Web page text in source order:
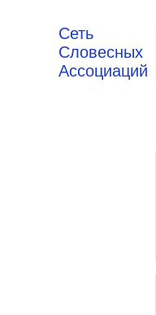
Сеть
Словесных
Ассоциаций